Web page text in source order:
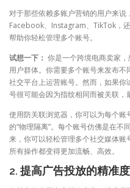
对于那些依赖多账户营销的用户来
Facebook、Instagram、TikTok，
帮助你轻松管理多个账号。
试想一下： 你是一个跨境电商卖家
用户群体。你需要多个账号来发布
社交平台上运营账号。然而，如果
号很可能会因为指纹相同而被关联，
使用防关联浏览器，你可以为每个
的“物理隔离”。每个账号仿佛是在
来，你可以轻松管理多个社交媒体账
所有操作都变得更加流畅、高效。
2. 提高广告投放的精准度